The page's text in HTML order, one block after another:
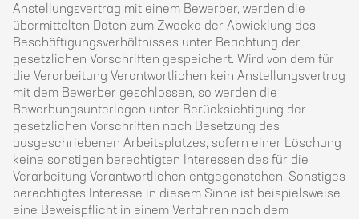
Anstellungsvertrag mit einem Bewerber, werden die
übermittelten Daten zum Zwecke der Abwicklung des
Beschäftigungsverhältnisses unter Beachtung der
gesetzlichen Vorschriften gespeichert. Wird von dem für
die Verarbeitung Verantwortlichen kein Anstellungsvertrag
mit dem Bewerber geschlossen, so werden die
Bewerbungsunterlagen unter Berücksichtigung der
gesetzlichen Vorschriften nach Besetzung des
ausgeschriebenen Arbeitsplatzes, sofern einer Löschung
keine sonstigen berechtigten Interessen des für die
Verarbeitung Verantwortlichen entgegenstehen. Sonstiges
berechtigtes Interesse in diesem Sinne ist beispielsweise
eine Beweispflicht in einem Verfahren nach dem